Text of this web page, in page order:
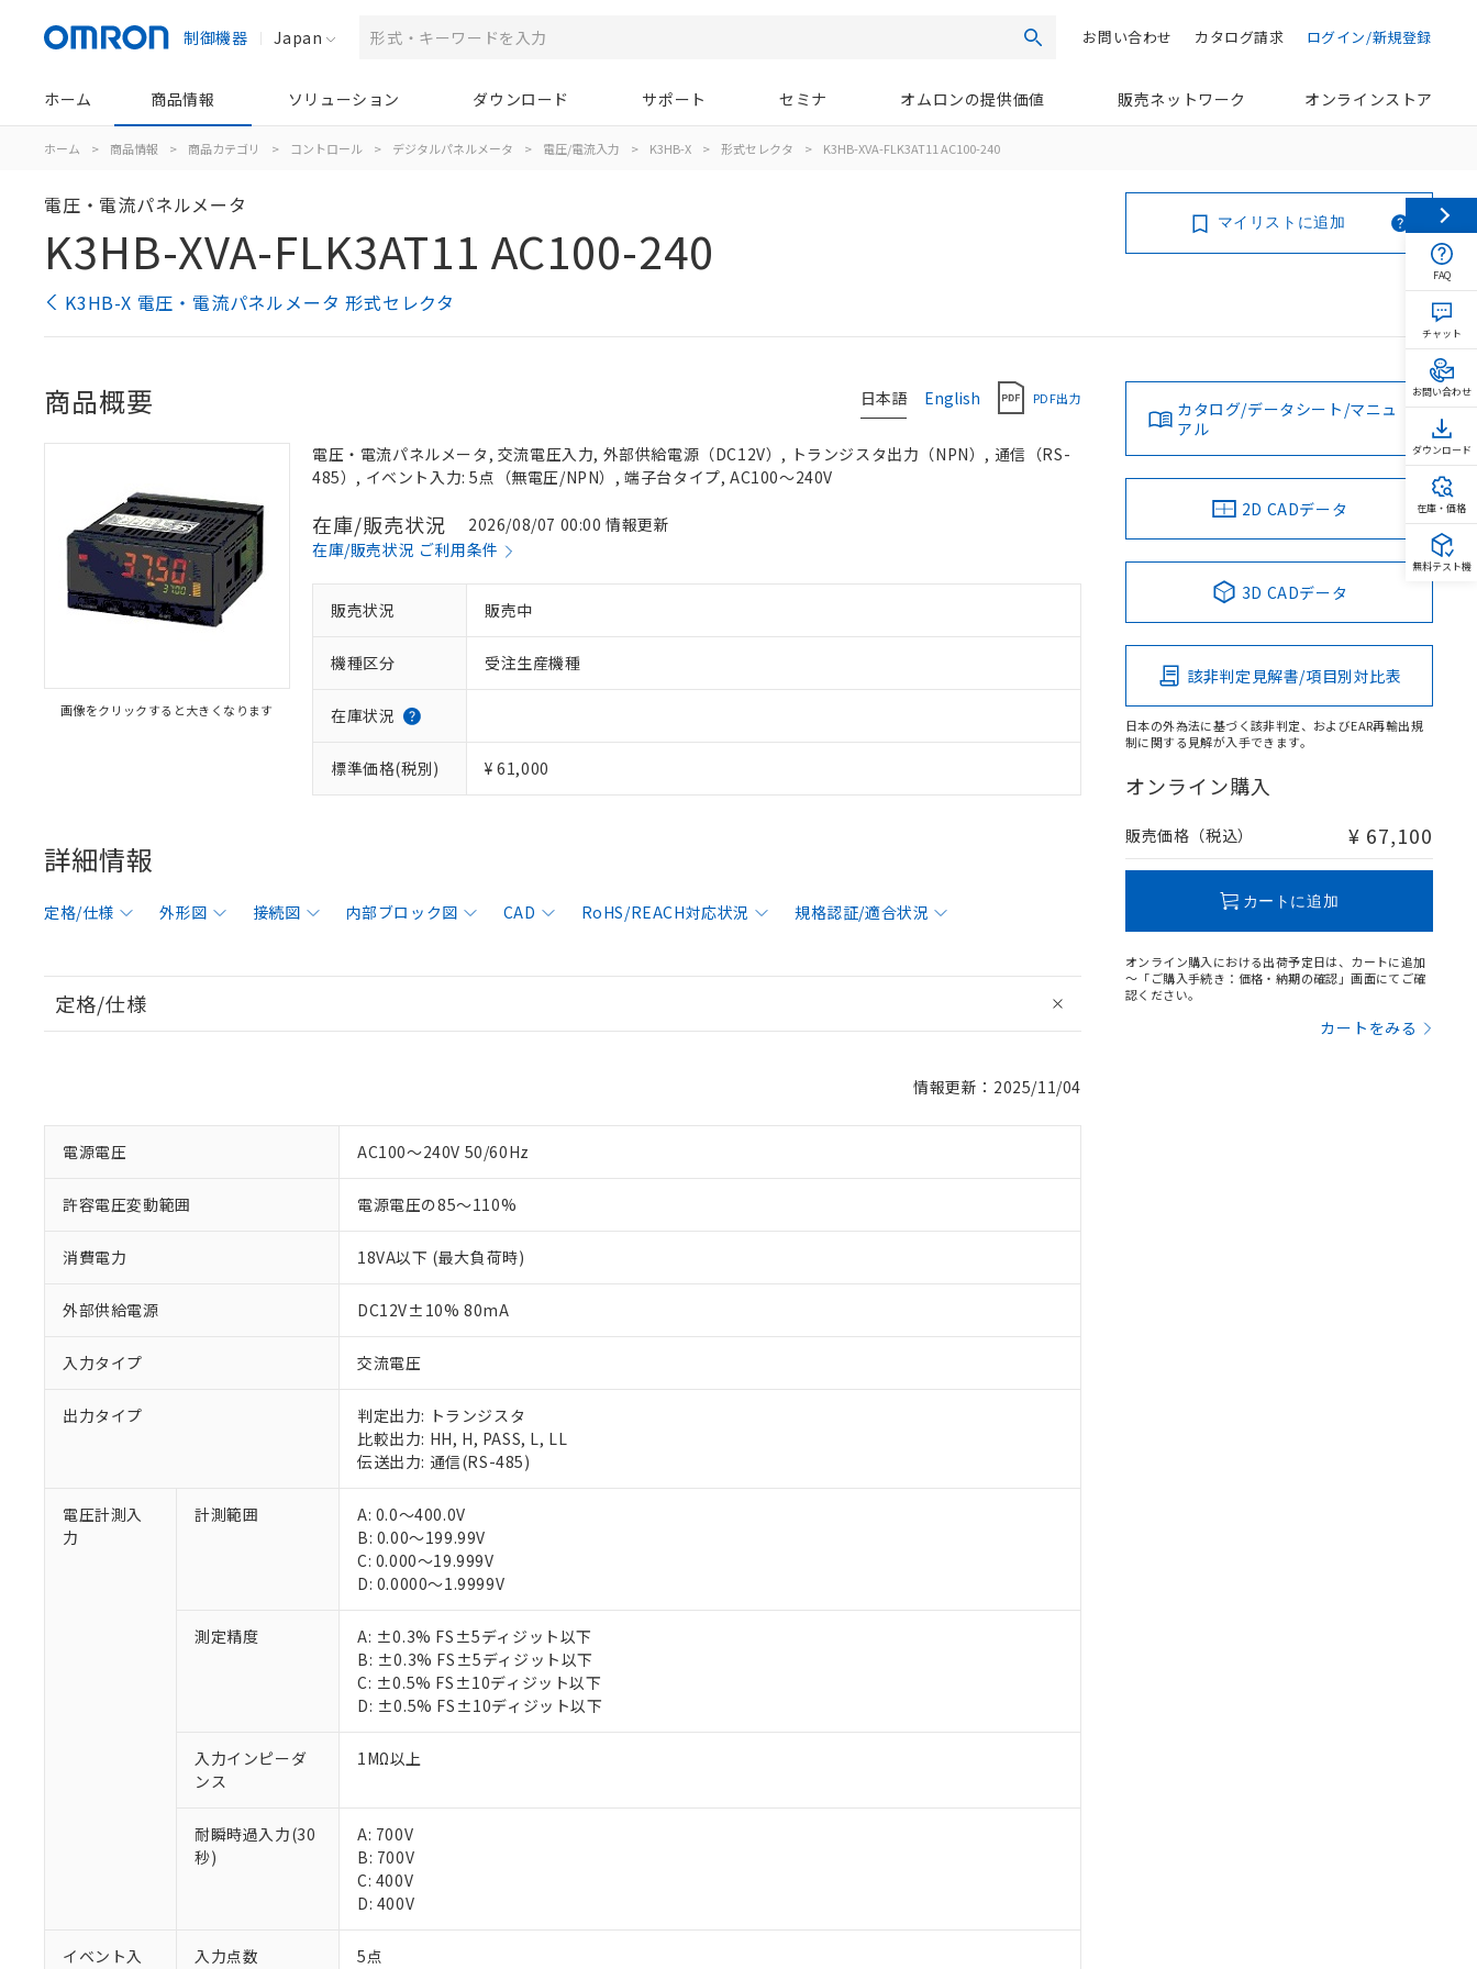
制御機器 Japan 検索 ログイン/新規登録
カタログ請求
お問い合わせ
ホーム 商品情報 ソリューション ダウンロード サポート セミナ オムロンの提供価値 販売ネットワーク オンラインストア
ホーム > 商品情報 > 商品カテゴリ > コントロール > デジタルパネルメータ > 電圧/電流入力 > K3HB-X > 形式セレクタ > K3HB-XVA-FLK3AT11 AC100-240
電圧・電流パネルメータ
K3HB-XVA-FLK3AT11 AC100-240
K3HB-X 電圧・電流パネルメータ 形式セレクタ
マイリストに追加
日本語 English PDF出力
商品概要
画像をクリックすると大きくなります
電圧・電流パネルメータ, 交流電圧入力, 外部供給電源（DC12V）, トランジスタ出力（NPN）, 通信（RS-
485）, イベント入力: 5点（無電圧/NPN）, 端子台タイプ, AC100～240V
在庫/販売状況
2026/08/07 00:00 情報更新
在庫/販売状況 ご利用条件
販売状況 販売中
機種区分 受注生産機種
在庫状況
標準価格(税別) ¥ 61,000
詳細情報
定格/仕様 外形図 接続図 内部ブロック図 CAD RoHS/REACH対応状況 規格認証/適合状況
定格/仕様
情報更新：2025/11/04
電源電圧 AC100～240V 50/60Hz
許容電圧変動範囲 電源電圧の85～110%
消費電力 18VA以下 (最大負荷時)
外部供給電源 DC12V±10% 80mA
入力タイプ 交流電圧
出力タイプ
判定出力: トランジスタ
比較出力: HH, H, PASS, L, LL
伝送出力: 通信(RS-485)
電圧計測入
力
計測範囲
A: 0.0～400.0V
B: 0.00～199.99V
C: 0.000～19.999V
D: 0.0000～1.9999V
測定精度
A: ±0.3% FS±5ディジット以下
B: ±0.3% FS±5ディジット以下
C: ±0.5% FS±10ディジット以下
D: ±0.5% FS±10ディジット以下
入力インピーダ
ンス
1MΩ以上
耐瞬時過入力(30
秒)
A: 700V
B: 700V
C: 400V
D: 400V
イベント入
入力点数 5点
カタログ/データシート/マニュ
アル
2D CADデータ
3D CADデータ
該非判定見解書/項目別対比表
日本の外為法に基づく該非判定、およびEAR再輸出規
制に関する見解が入手できます。
オンライン購入
販売価格（税込） ¥ 67,100
カートに追加
オンライン購入における出荷予定日は、カートに追加
～「ご購入手続き：価格・納期の確認」画面にてご確
認ください。
カートをみる
FAQ
チャット
お問い合わせ
ダウンロード
在庫・価格
無料テスト機